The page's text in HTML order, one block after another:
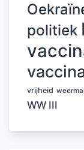
politiek
vrijheid
WW III